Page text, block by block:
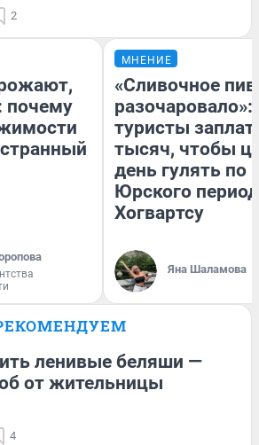
2
почему
МНЕНИЕ
«Сливочное
разочаровало»:
туристы
тысяч, чтобы
день гулять по
Юрского
Хогвартсу
Яна Шаламова
ленивые беляши —
от жительницы
4